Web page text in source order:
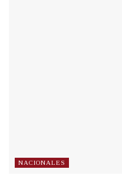
NACIONALES